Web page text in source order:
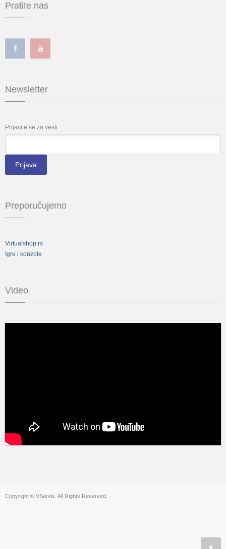
Pratite nas
Newsletter
Prijavite se za vesti
Preporučujemo
Virtualshop.rs
Igre i konzole
Video
Copyright © VServis. All Rights Reserved.